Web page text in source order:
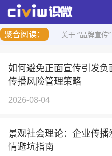
聚合阅读：
关于 “品牌宣传
如何避免正面宣传引发
传播风险管理策略
2026-08-04
景观社会理论：企业传
情避坑指南